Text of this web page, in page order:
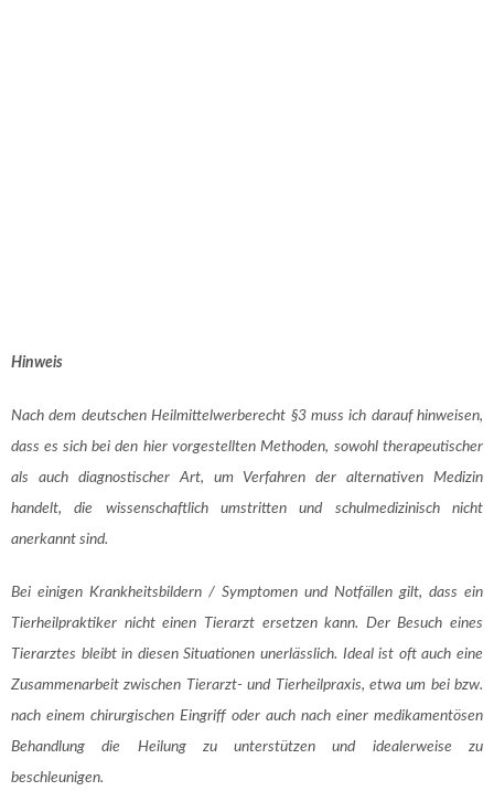
Hinweis
Nach dem deutschen Heilmittelwerberecht §3 muss ich darauf hinweisen,
dass es sich bei den hier vorgestellten Methoden, sowohl therapeutischer
als auch diagnostischer Art, um Verfahren der alternativen Medizin
handelt, die wissenschaftlich umstritten und schulmedizinisch nicht
anerkannt sind.
Bei einigen Krankheitsbildern / Symptomen und Notfällen gilt, dass ein
Tierheilpraktiker nicht einen Tierarzt ersetzen kann. Der Besuch eines
Tierarztes bleibt in diesen Situationen unerlässlich. Ideal ist oft auch eine
Zusammenarbeit zwischen Tierarzt- und Tierheilpraxis, etwa um bei bzw.
nach einem chirurgischen Eingriff oder auch nach einer medikamentösen
Behandlung die Heilung zu unterstützen und idealerweise zu
beschleunigen.